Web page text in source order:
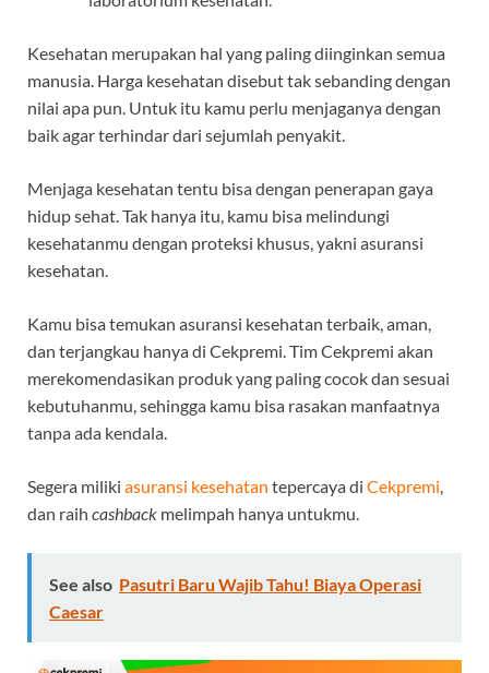
Kesehatan merupakan hal yang paling diinginkan semua
manusia. Harga kesehatan disebut tak sebanding dengan
nilai apa pun. Untuk itu kamu perlu menjaganya dengan
baik agar terhindar dari sejumlah penyakit.
Menjaga kesehatan tentu bisa dengan penerapan gaya
hidup sehat. Tak hanya itu, kamu bisa melindungi
kesehatanmu dengan proteksi khusus, yakni asuransi
kesehatan.
Kamu bisa temukan asuransi kesehatan terbaik, aman,
dan terjangkau hanya di Cekpremi. Tim Cekpremi akan
merekomendasikan produk yang paling cocok dan sesuai
kebutuhanmu, sehingga kamu bisa rasakan manfaatnya
tanpa ada kendala.
Segera miliki asuransi kesehatan tepercaya di Cekpremi,
dan raih cashback melimpah hanya untukmu.
See also Pasutri Baru Wajib Tahu! Biaya Operasi
Caesar